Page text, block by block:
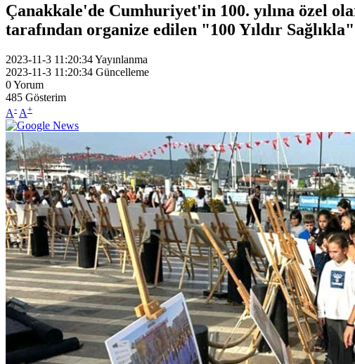
Çanakkale'de Cumhuriyet'in 100. yılına özel
tarafından organize edilen "100 Yıldır
2023-11-3 11:20:34Yayınlanma
2023-11-3 11:20:34 Güncelleme
0Yorum
485 Gösterim
A- A+